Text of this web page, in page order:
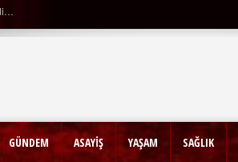
GÜNDEM ASAYİŞ YAŞAM SAĞLIK